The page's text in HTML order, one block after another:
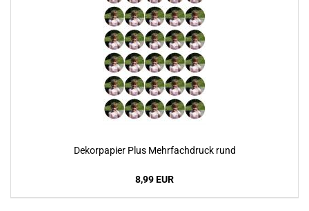
Dekorpapier Plus Mehrfachdruck rund
8,99 EUR